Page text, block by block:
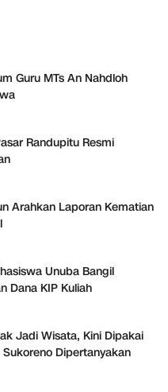
Guru MTs An Nahdloh
Randupitu Resmi
Arahkan Laporan Kematian
Unuba Bangil
Dana KIP Kuliah
Jadi Wisata, Kini Dipakai
Dipertanyakan